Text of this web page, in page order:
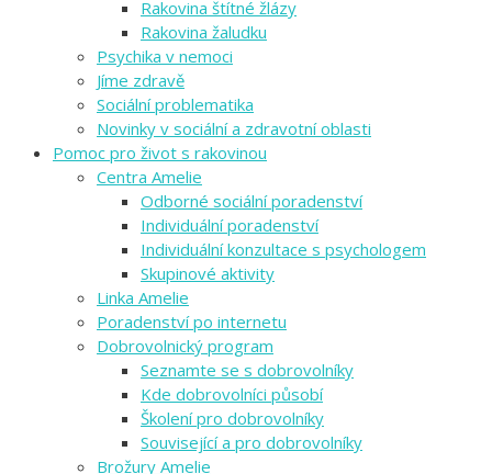
Rakovina štítné žlázy
Rakovina žaludku
Psychika v nemoci
Jíme zdravě
Sociální problematika
Novinky v sociální a zdravotní oblasti
Pomoc pro život s rakovinou
Centra Amelie
Odborné sociální poradenství
Individuální poradenství
Individuální konzultace s psychologem
Skupinové aktivity
Linka Amelie
Poradenství po internetu
Dobrovolnický program
Seznamte se s dobrovolníky
Kde dobrovolníci působí
Školení pro dobrovolníky
Související a pro dobrovolníky
Brožury Amelie